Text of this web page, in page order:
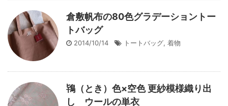
倉敷帆布の80色グラデーショントー
トバッグ
2014/10/14 トートバッグ, 着物
鴇（とき）色×空色 更紗模様織り出
し ウールの単衣